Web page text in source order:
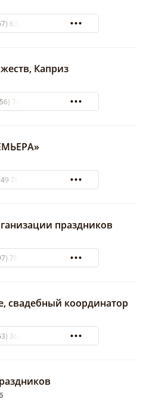
633-16-73
Каприз
7851273
78 373
праздников
762-91-09
свадебный координатор
369-78-87